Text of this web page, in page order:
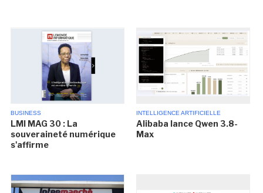
BUSINESS
LMI MAG 30 : La
souveraineté numérique
s'affirme
INTELLIGENCE ARTIFICIELLE
Alibaba lance Qwen 3.8-
Max